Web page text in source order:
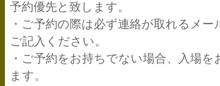
予約優先と致します。
・ご予約の際は必ず連絡が取れるメ
ご記入ください。
・ご予約をお持ちでない場合、入場
ます。